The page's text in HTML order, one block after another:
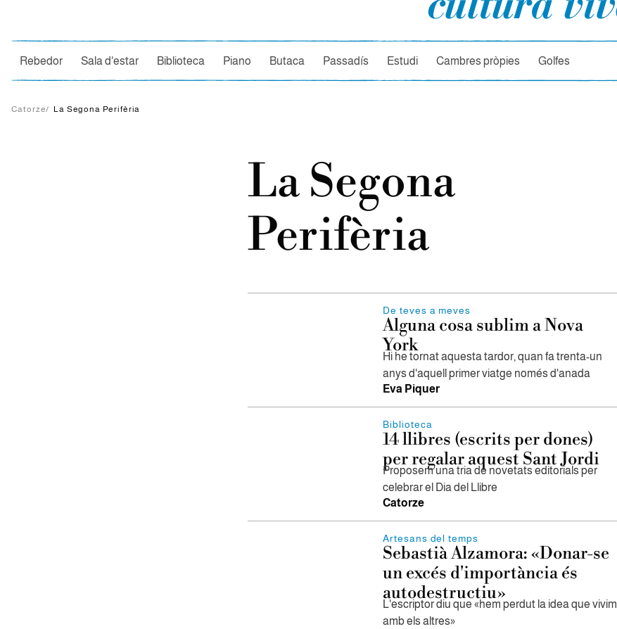
Cercador
Rebedor Sala d'estar Biblioteca Piano Butaca Passadís Estudi Cambres pròpies Golfes
Catorze/ La Segona Perifèria
La Segona
Perifèria
De teves a meves
Alguna cosa sublim a Nova
York
Hi he tornat aquesta tardor, quan fa trenta-un
anys d'aquell primer viatge només d'anada
Eva Piquer
Biblioteca
14 llibres (escrits per dones)
per regalar aquest Sant Jordi
Proposem una tria de novetats editorials per
celebrar el Dia del Llibre
Catorze
Artesans del temps
Sebastià Alzamora: «Donar-se
un excés d'importància és
autodestructiu»
L'escriptor diu que «hem perdut la idea que vivim
amb els altres»